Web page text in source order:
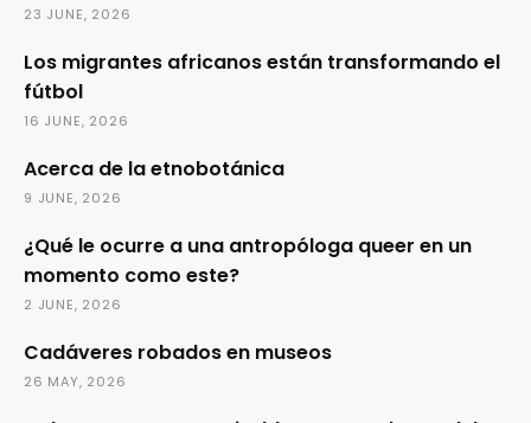
23 JUNE, 2026
Los migrantes africanos están transformando el
fútbol
16 JUNE, 2026
Acerca de la etnobotánica
9 JUNE, 2026
¿Qué le ocurre a una antropóloga queer en un
momento como este?
2 JUNE, 2026
Cadáveres robados en museos
26 MAY, 2026